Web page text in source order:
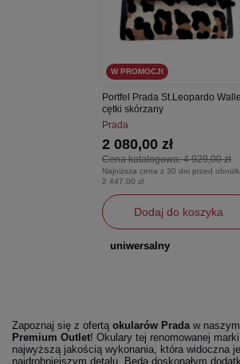
W PROMOCJI
Portfel Prada St.Leopardo
cętki skórzany
Prada
Cena katalogowa:4 929,00 zł
2 080,00 zł
Najniższa cena z 30 dni przed
2 447,00 zł
Dodaj do koszyka
uniwersalny
Zapoznaj się z ofertą okularów Prada w
Premium Outlet! Okulary tej renomowanej
najwyższą jakością wykonania, która widoczna
najdrobniejszym detalu. Będą doskonałym